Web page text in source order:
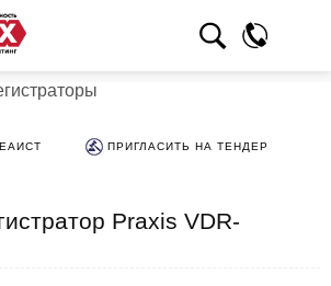
ПРИГЛАСИТЬ НА ТЕНДЕР
Praxis VDR-